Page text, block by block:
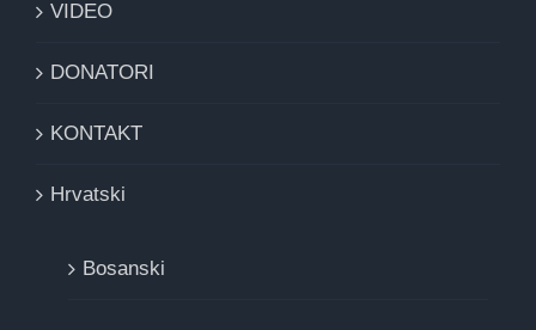
VIDEO
DONATORI
KONTAKT
Hrvatski
Bosanski